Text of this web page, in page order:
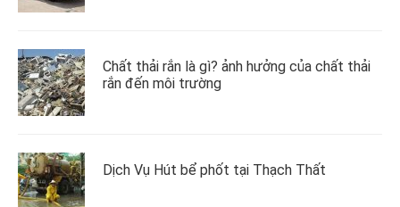
Chất thải rắn là gì? ảnh hưởng của chất thải
rắn đến môi trường
Dịch Vụ Hút bể phốt tại Thạch Thất